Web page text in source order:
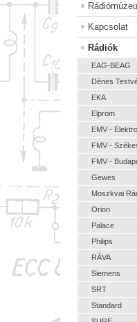
Kapcsolat
Rádiók
EAG-BEAG
Dénes
EKA
Elprom
EMV -
FMV -
FMV -
Gewes
Moszkvai
Orion
Palace
Philips
RÁVA
Siemens
SRT
Standard